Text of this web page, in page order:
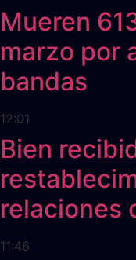
Mueren
marzo por
bandas
12:01
Bien
relaciones
11:46